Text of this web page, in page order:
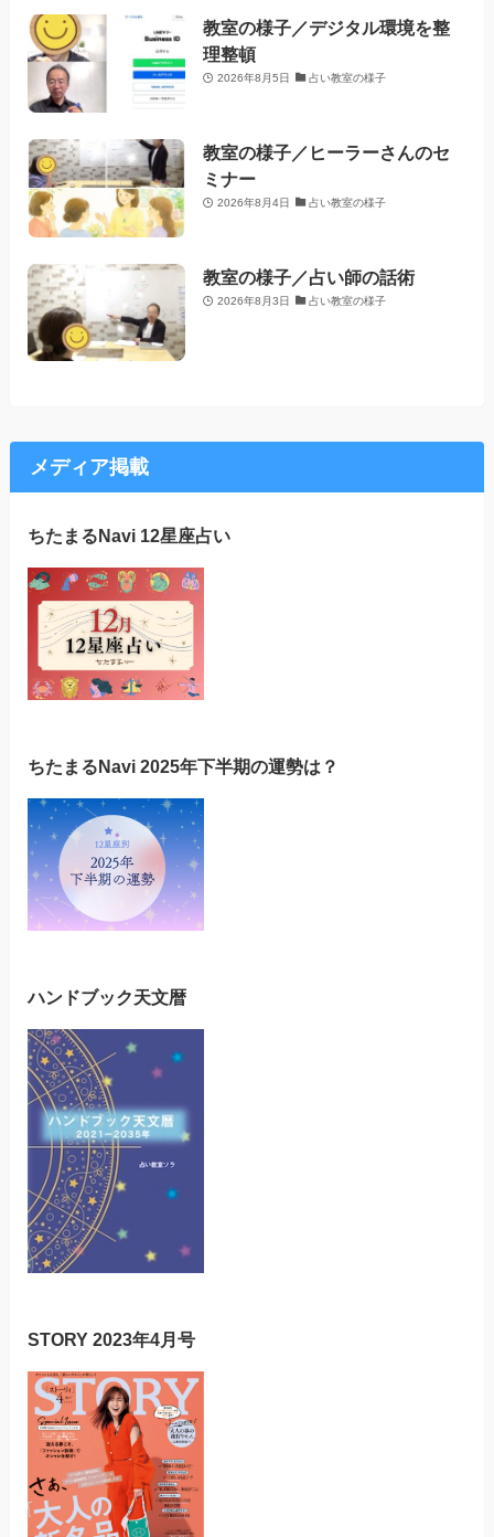
教室の様子／デジタル環境を整
理整頓
2026年8月5日 占い教室の様子
教室の様子／ヒーラーさんのセ
ミナー
2026年8月4日 占い教室の様子
教室の様子／占い師の話術
2026年8月3日 占い教室の様子
メディア掲載
ちたまるNavi 12星座占い
ちたまるNavi 2025年下半期の運勢は？
ハンドブック天文暦
STORY 2023年4月号